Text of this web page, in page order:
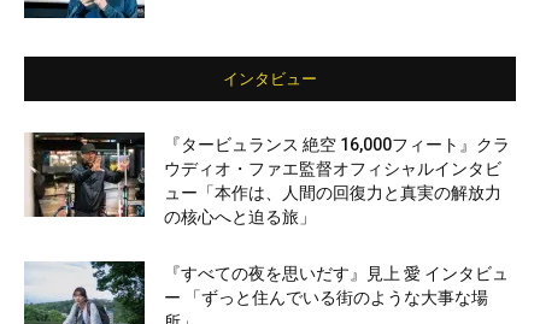
インタビュー
『タービュランス 絶空 16,000フィート』クラ
ウディオ・ファエ監督オフィシャルインタビ
ュー「本作は、人間の回復力と真実の解放力
の核心へと迫る旅」
『すべての夜を思いだす』見上 愛 インタビュ
ー 「ずっと住んでいる街のような大事な場